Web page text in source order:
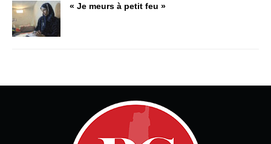
« Je meurs à petit feu »